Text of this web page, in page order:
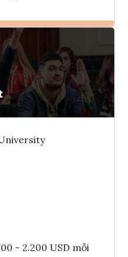
Ghi danh
Tham vấn Interlink
- 2.200 USD mỗi